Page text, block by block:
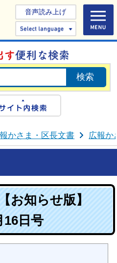
音声読み上げ
Select
検索
かさま・区長文書 広報か
お知らせ版】
16日号